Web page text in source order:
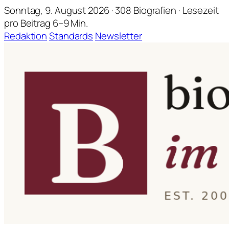
Sonntag, 9. August 2026 · 308 Biografien · Lesezeit
pro Beitrag 6–9 Min.
RedaktionStandards Newsletter